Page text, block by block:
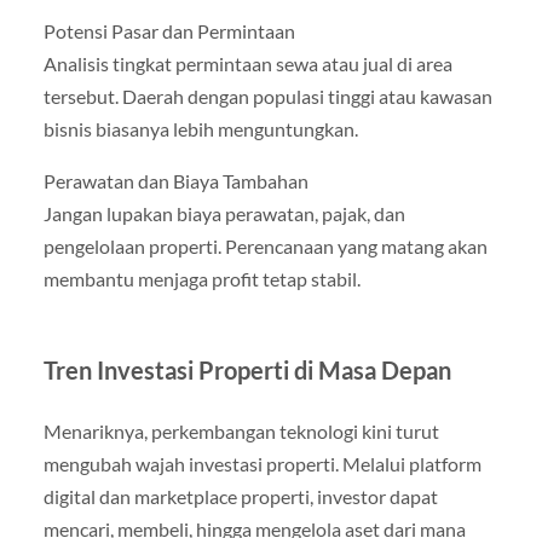
Potensi Pasar dan Permintaan
Analisis tingkat permintaan sewa atau jual di area
tersebut. Daerah dengan populasi tinggi atau kawasan
bisnis biasanya lebih menguntungkan.
Perawatan dan Biaya Tambahan
Jangan lupakan biaya perawatan, pajak, dan
pengelolaan properti. Perencanaan yang matang akan
membantu menjaga profit tetap stabil.
Tren Investasi Properti di Masa Depan
Menariknya, perkembangan teknologi kini turut
mengubah wajah investasi properti. Melalui platform
digital dan marketplace properti, investor dapat
mencari, membeli, hingga mengelola aset dari mana